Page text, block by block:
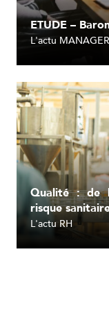
L'actu
ETUDE –
Lire l'article
L'actu RH
Qualité : de
risque